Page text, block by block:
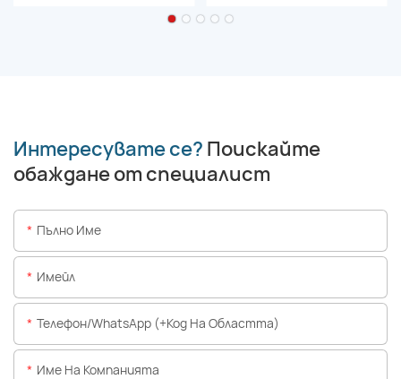
Интересувате се? Поискайте
обаждане от специалист
Пълно Име
Имейл
Телефон/WhatsApp (+Код На Областта)
Име На Компанията